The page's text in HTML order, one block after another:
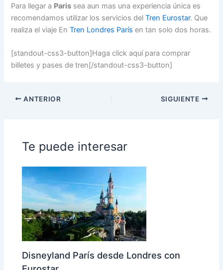
Para llegar a Paris sea aun mas una experiencia única es
recomendamos utilizar los servicios delTren Eurostar. Que
realiza el viaje EnTren Londres París en tan solo dos horas.
[standout-css3-button]Haga click aquí para comprar
billetes y pases de tren[/standout-css3-button]
ANTERIOR SIGUIENTE
Te puede interesar
Disneyland París desde Londres con